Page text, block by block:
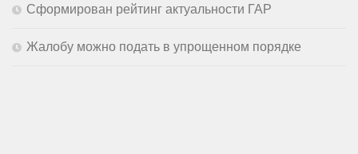
Сформирован рейтинг актуальности ГАР
Жалобу можно подать в упрощенном порядке